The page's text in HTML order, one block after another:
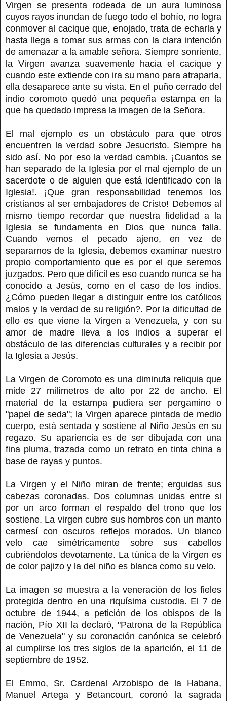
Virgen se presenta rodeada de un aura luminosa
cuyos rayos inundan de fuego todo el bohío, no logra
conmover al cacique que, enojado, trata de echarla y
hasta llega a tomar sus armas con la clara intención
de amenazar a la amable señora. Siempre sonriente,
la Virgen avanza suavemente hacia el cacique y
cuando este extiende con ira su mano para atraparla,
ella desaparece ante su vista. En el puño cerrado del
indio coromoto quedó una pequeña estampa en la
que ha quedado impresa la imagen de la Señora.
El mal ejemplo es un obstáculo para que otros
encuentren la verdad sobre Jesucristo. Siempre ha
sido así. No por eso la verdad cambia. ¡Cuantos se
han separado de la Iglesia por el mal ejemplo de un
sacerdote o de alguien que está identificado con la
Iglesia!. ¡Que gran responsabilidad tenemos los
cristianos al ser embajadores de Cristo! Debemos al
mismo tiempo recordar que nuestra fidelidad a la
Iglesia se fundamenta en Dios que nunca falla.
Cuando vemos el pecado ajeno, en vez de
separarnos de la Iglesia, debemos examinar nuestro
propio comportamiento que es por el que seremos
juzgados. Pero que difícil es eso cuando nunca se ha
conocido a Jesús, como en el caso de los indios.
¿Cómo pueden llegar a distinguir entre los católicos
malos y la verdad de su religión?. Por la dificultad de
ello es que viene la Virgen a Venezuela, y con su
amor de madre lleva a los indios a superar el
obstáculo de las diferencias culturales y a recibir por
la Iglesia a Jesús.
La Virgen de Coromoto es una diminuta reliquia que
mide 27 milímetros de alto por 22 de ancho. El
material de la estampa pudiera ser pergamino o
"papel de seda"; la Virgen aparece pintada de medio
cuerpo, está sentada y sostiene al Niño Jesús en su
regazo. Su apariencia es de ser dibujada con una
fina pluma, trazada como un retrato en tinta china a
base de rayas y puntos.
La Virgen y el Niño miran de frente; erguidas sus
cabezas coronadas. Dos columnas unidas entre si
por un arco forman el respaldo del trono que los
sostiene. La virgen cubre sus hombros con un manto
carmesí con oscuros reflejos morados. Un blanco
velo cae simétricamente sobre sus cabellos
cubriéndolos devotamente. La túnica de la Virgen es
de color pajizo y la del niño es blanca como su velo.
La imagen se muestra a la veneración de los fieles
protegida dentro en una riquísima custodia. El 7 de
octubre de 1944, a petición de los obispos de la
nación, Pío XII la declaró, "Patrona de la República
de Venezuela" y su coronación canónica se celebró
al cumplirse los tres siglos de la aparición, el 11 de
septiembre de 1952.
El Emmo, Sr. Cardenal Arzobispo de la Habana,
Manuel Artega y Betancourt, coronó la sagrada